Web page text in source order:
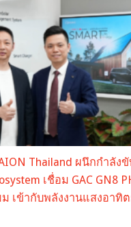
Thailand ผนึกกำลัง
เชื่อม GAC GN8
ม เข้ากับพลังงานแสงอาทิ